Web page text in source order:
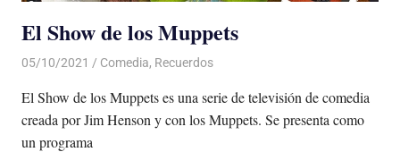
El Show de los Muppets
05/10/2021 De todo un Poco
Comedia, Recuerdos
El Show de los Muppets es una serie de televisión de comedia
creada por Jim Henson y con los Muppets. Se presenta como
un programa